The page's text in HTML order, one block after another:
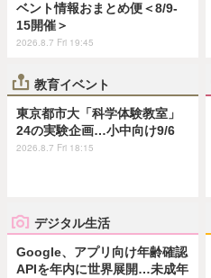
ベント情報おまとめ便＜8/9-
15開催＞
2026.8.7 Fri 19:45
教育イベント
東京都市大「科学体験教室」
24の実験企画…小中向け9/6
2026.8.7 Fri 18:15
デジタル生活
Google、アプリ向け年齢確認
APIを年内に世界展開…未成年